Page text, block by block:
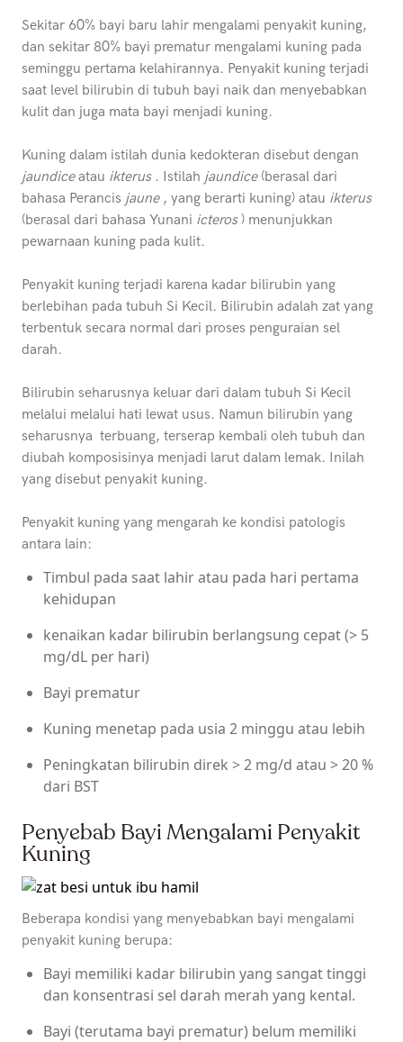
Sekitar 60% bayi baru lahir mengalami penyakit kuning,
dan sekitar 80% bayi prematur mengalami kuning pada
seminggu pertama kelahirannya. Penyakit kuning terjadi
saat level bilirubin di tubuh bayi naik dan menyebabkan
kulit dan juga mata bayi menjadi kuning.
Kuning dalam istilah dunia kedokteran disebut dengan
jaundiceatau ikterus . Istilah jaundice (berasal dari
bahasa Perancis jaune , yang berarti kuning) atau ikterus
(berasal dari bahasa Yunani icteros) menunjukkan
pewarnaan kuning pada kulit.
Penyakit kuning terjadi karena kadar bilirubin yang
berlebihan pada tubuh Si Kecil. Bilirubin adalah zat yang
terbentuk secara normal dari proses penguraian sel
darah.
Bilirubin seharusnya keluar dari dalam tubuh Si Kecil
melalui melalui hati lewat usus. Namun bilirubin yang
seharusnya terbuang, terserap kembali oleh tubuh dan
diubah komposisinya menjadi larut dalam lemak. Inilah
yang disebut penyakit kuning.
Penyakit kuning yang mengarah ke kondisi patologis
antara lain:
Timbul pada saat lahir atau pada hari pertama
kehidupan
kenaikan kadar bilirubin berlangsung cepat (> 5
mg/dL per hari)
Bayi prematur
Kuning menetap pada usia 2 minggu atau lebih
Peningkatan bilirubin direk > 2 mg/d atau > 20 %
dari BST
Penyebab Bayi Mengalami Penyakit
Kuning
Beberapa kondisi yang menyebabkan bayi mengalami
penyakit kuning berupa:
Bayi memiliki kadar bilirubin yang sangat tinggi
dan konsentrasi sel darah merah yang kental.
Bayi (terutama bayi prematur) belum memiliki